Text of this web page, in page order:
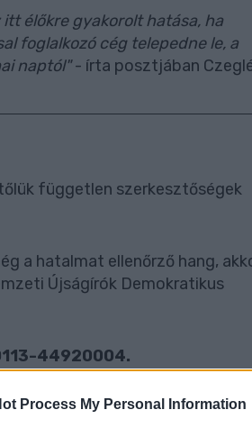
Process My Personal Information
itt élőkre gyakorolt hatása, ha
foglalkozó cég telepedne le, a
naptól"- írta posztjában
független szerkesztőségek
a hatalmat ellenőrző hang,
Újságírók Demokratikus
44920004.